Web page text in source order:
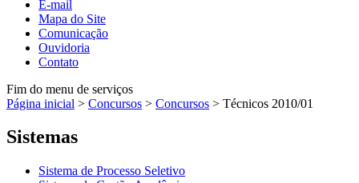
E-mail
Mapa do Site
Comunicação
Ouvidoria
Contato
Fim do menu de serviços
Página inicial > Concursos > Concursos > Técnicos 2010/01
Sistemas
Sistema de Processo Seletivo